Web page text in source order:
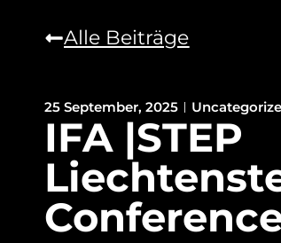
Alle Beiträge
25 September, 2025
IFA |STEP